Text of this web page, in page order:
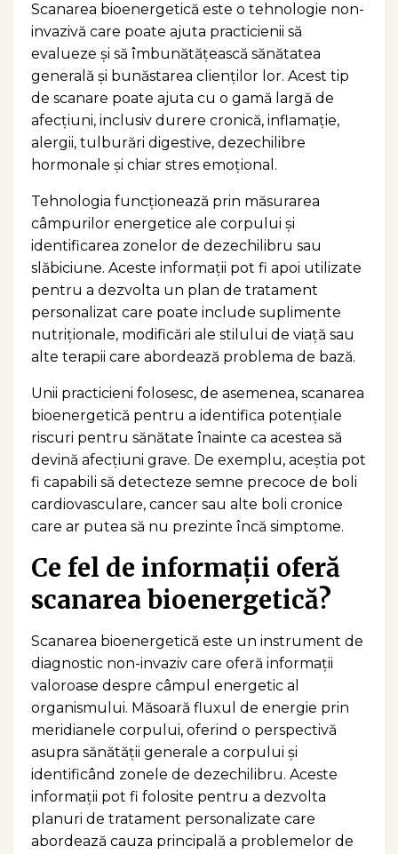
Scanarea bioenergetică este o tehnologie non-
invazivă care poate ajuta practicienii să
evalueze și să îmbunătățească sănătatea
generală și bunăstarea clienților lor. Acest tip
de scanare poate ajuta cu o gamă largă de
afecțiuni, inclusiv durere cronică, inflamație,
alergii, tulburări digestive, dezechilibre
hormonale și chiar stres emoțional.
Tehnologia funcționează prin măsurarea
câmpurilor energetice ale corpului și
identificarea zonelor de dezechilibru sau
slăbiciune. Aceste informații pot fi apoi utilizate
pentru a dezvolta un plan de tratament
personalizat care poate include suplimente
nutriționale, modificări ale stilului de viață sau
alte terapii care abordează problema de bază.
Unii practicieni folosesc, de asemenea, scanarea
bioenergetică pentru a identifica potențiale
riscuri pentru sănătate înainte ca acestea să
devină afecțiuni grave. De exemplu, aceștia pot
fi capabili să detecteze semne precoce de boli
cardiovasculare, cancer sau alte boli cronice
care ar putea să nu prezinte încă simptome.
Ce fel de informații oferă
scanarea bioenergetică?
Scanarea bioenergetică este un instrument de
diagnostic non-invaziv care oferă informații
valoroase despre câmpul energetic al
organismului. Măsoară fluxul de energie prin
meridianele corpului, oferind o perspectivă
asupra sănătății generale a corpului și
identificând zonele de dezechilibru. Aceste
informații pot fi folosite pentru a dezvolta
planuri de tratament personalizate care
abordează cauza principală a problemelor de